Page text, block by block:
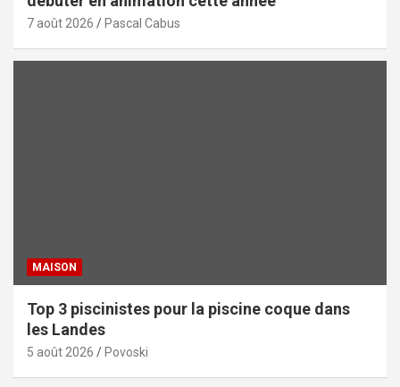
7 août 2026 Pascal Cabus
MAISON
Top 3 piscinistes pour la piscine coque dans
les Landes
5 août 2026 Povoski